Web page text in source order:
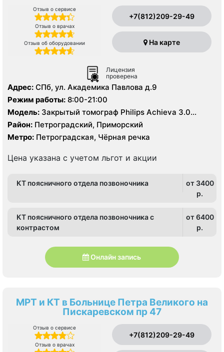
Отзыв о сервисе
Отзыв о врачах
Отзыв об оборудовании
+7(812)209-29-49
На карте
Лицензия
проверена
Адрес: СПб, ул. Академика Павлова д.9
Режим работы: 8:00-21:00
Модель: Закрытый томограф Philips Achieva 3.0
Тесла, КТ Philips Gemini TF Base 16 срезов
Район: Петроградский, Приморский
Метро: Петроградская, Чёрная речка
Цена указана с учетом льгот и акции
КТ поясничного отдела позвоночника
от 3400
p.
КТ поясничного отдела позвоночника с
контрастом
от 6400
p.
Онлайн запись
МРТ и КТ в Больнице Петра Великого на
Пискаревском пр 47
Отзыв о сервисе
Отзыв о врачах
+7(812)209-29-49